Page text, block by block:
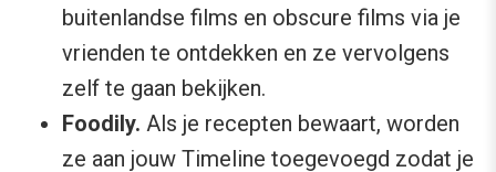
buitenlandse films en obscure films via je
vrienden te ontdekken en ze vervolgens
zelf te gaan bekijken.
Foodily. Als je recepten bewaart, worden
ze aan jouw Timeline toegevoegd zodat je